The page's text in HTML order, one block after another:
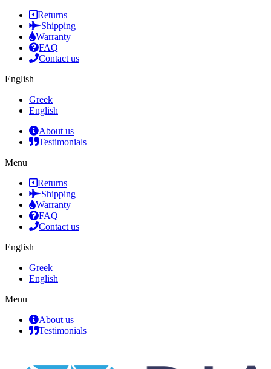
Returns
Shipping
Warranty
FAQ
Contact us
English
Greek
English
About us
Testimonials
Menu
Returns
Shipping
Warranty
FAQ
Contact us
English
Greek
English
Menu
About us
Testimonials